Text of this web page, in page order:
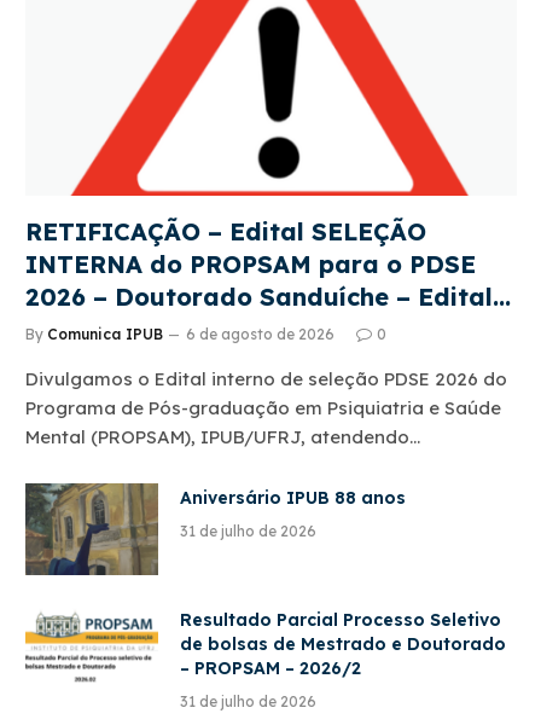
RETIFICAÇÃO – Edital SELEÇÃO
INTERNA do PROPSAM para o PDSE
2026 – Doutorado Sanduíche – Edital
CAPES 22/2026
By Comunica IPUB 6 de agosto de 2026 0
Divulgamos o Edital interno de seleção PDSE 2026 do
Programa de Pós-graduação em Psiquiatria e Saúde
Mental (PROPSAM), IPUB/UFRJ, atendendo…
Aniversário IPUB 88 anos
31 de julho de 2026
Resultado Parcial Processo Seletivo
de bolsas de Mestrado e Doutorado
– PROPSAM – 2026/2
31 de julho de 2026